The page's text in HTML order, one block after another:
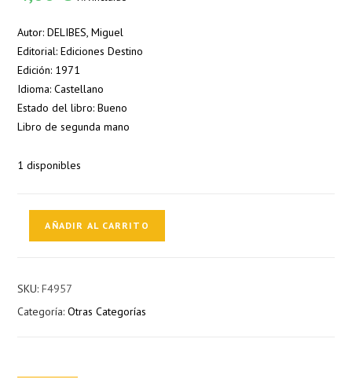
Autor: DELIBES, Miguel
Editorial: Ediciones Destino
Edición: 1971
Idioma: Castellano
Estado del libro: Bueno
Libro de segunda mano
1 disponibles
hombro
cantidad
AÑADIR AL CARRITO
SKU:F4957
Categoría:Otras Categorías